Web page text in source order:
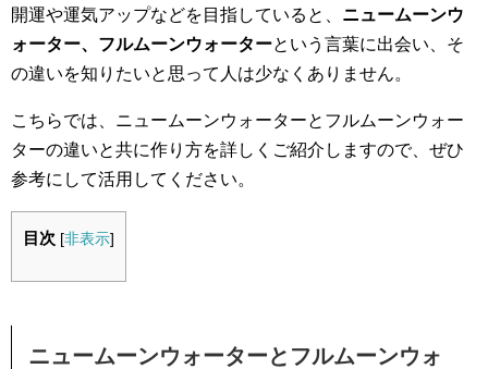
開運や運気アップなどを目指していると、 ニュームーンウ
ォーター、フルムーンウォーターという言葉に出会い、そ
の違いを知りたいと思って人は少なくありません。
こちらでは、ニュームーンウォーターとフルムーンウォー
ターの違いと共に作り方を詳しくご紹介しますので、ぜひ
参考にして活用してください。
目次 [非表示]
ニュームーンウォーターとフルムーンウォ